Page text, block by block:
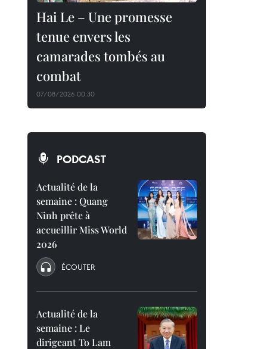
Hai Le – Une promesse
tenue envers les
camarades tombés au
combat
07/08/2026 00:30
PODCAST
Actualité de la
semaine : Quang
Ninh prête à
accueillir Miss World
2026
ÉCOUTER
Actualité de la
semaine : Le
dirigeant To Lam